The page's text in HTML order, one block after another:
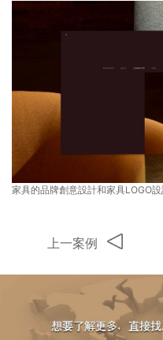
家具的品牌創意設計和家具LOGO設
上一案例